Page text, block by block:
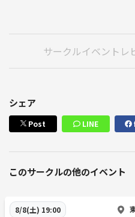
サークルイベントレ
シェア
Post LINE
このサークルの他のイベント
8/8(土) 19:00